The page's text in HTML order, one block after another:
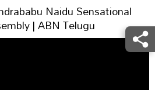
Naidu Sensational
| ABN Telugu